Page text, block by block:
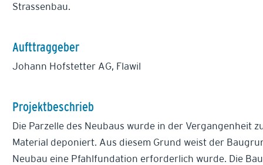
Strassenbau.
Aufttraggeber
Johann Hofstetter AG, Flawil
Projektbeschrieb
Die Parzelle des Neubaus wurde in der Vergangenheit
Material deponiert. Aus diesem Grund weist der
Neubau eine Pfahlfundation erforderlich wurde. Die